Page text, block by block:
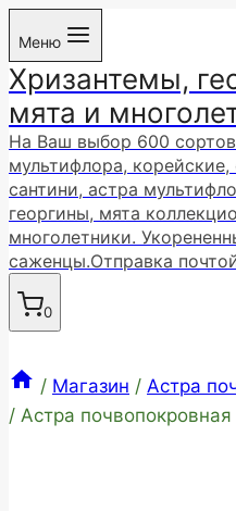
Перейти
содержимому
Меню
Хризантемы,
мята и
На Ваш выбор 600
мультифлора,
сантини, астра
георгины, мята
многолетники.
саженцы.Отправка
0
/ Магазин / Астра
/ Астра